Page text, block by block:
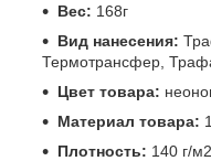
Вес: 168г
Вид нанесения:
Термотрансфер,
Цвет товара:
Материал товара:
Плотность: 140 г/м2